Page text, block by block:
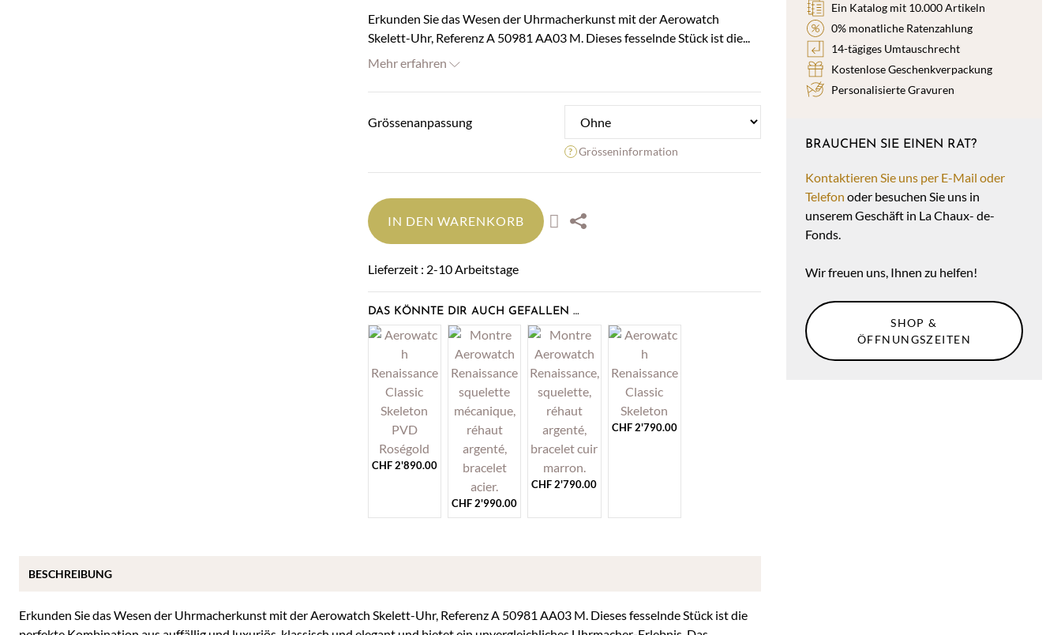
Erkunden Sie das Wesen der Uhrmacherkunst mit der Aerowatch
Skelett-Uhr, Referenz A 50981 AA03 M. Dieses fesselnde Stück ist die...
Mehr erfahren
Grössenanpassung
Grösseninformation
IN DEN WARENKORB
Lieferzeit : 2-10 Arbeitstage
DAS KÖNNTE DIR AUCH GEFALLEN …
CHF2'890.00
CHF2'990.00
CHF2'790.00
CHF2'790.00
Erkunden Sie das Wesen der Uhrmacherkunst mit der Aerowatch Skelett-Uhr, Referenz A 50981 AA03 M. Dieses fesselnde Stück ist die
BESCHREIBUNG
Ein Katalog mit 10.000 Artikeln
0% monatliche Ratenzahlung
14-tägiges Umtauschrecht
Kostenlose Geschenkverpackung
Personalisierte Gravuren
BRAUCHEN SIE EINEN RAT?
Kontaktieren Sie uns per E-Mail oder
Telefon oder besuchen Sie uns in
unserem Geschäft in La Chaux- de-
Fonds.
Wir freuen uns, Ihnen zu helfen!
SHOP &
ÖFFNUNGSZEITEN